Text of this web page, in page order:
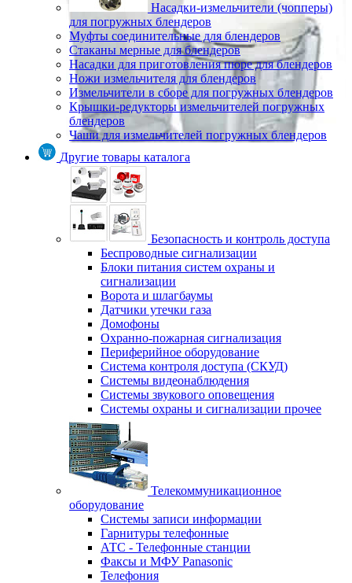
Насадки-измельчители (чопперы)
для погружных блендеров
Муфты соединительные для блендеров
Стаканы мерные для блендеров
Насадки для приготовления пюре для блендеров
Ножи измельчителя для блендеров
Измельчители в сборе для погружных блендеров
Крышки-редукторы измельчителей погружных
блендеров
Чаши для измельчителей погружных блендеров
Другие товары каталога
Безопасность и контроль доступа
Беспроводные сигнализации
Блоки питания систем охраны и
сигнализации
Ворота и шлагбаумы
Датчики утечки газа
Домофоны
Охранно-пожарная сигнализация
Периферийное оборудование
Система контроля доступа (СКУД)
Системы видеонаблюдения
Системы звукового оповещения
Системы охраны и сигнализации прочее
Телекоммуникационное
оборудование
Системы записи информации
Гарнитуры телефонные
АТС - Телефонные станции
Факсы и МФУ Panasonic
Телефония